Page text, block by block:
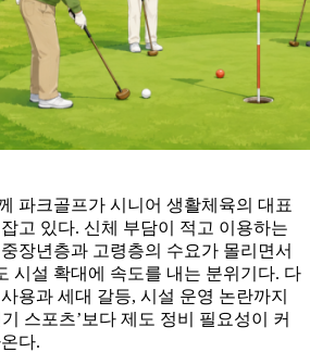
파크골프가 시니어 생활체육의 대표
고 있다. 신체 부담이 적고 이용하는
장년층과 고령층의 수요가 몰리면서
시설 확대에 속도를 내는 분위기다. 다
용과 세대 갈등, 시설 운영 논란까지
스포츠’보다 제도 정비 필요성이 커
다.